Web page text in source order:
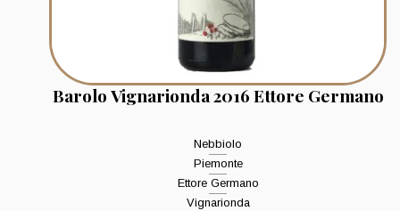
Barolo Vignarionda 2016 Ettore Germano
Nebbiolo
Piemonte
Ettore Germano
Vignarionda